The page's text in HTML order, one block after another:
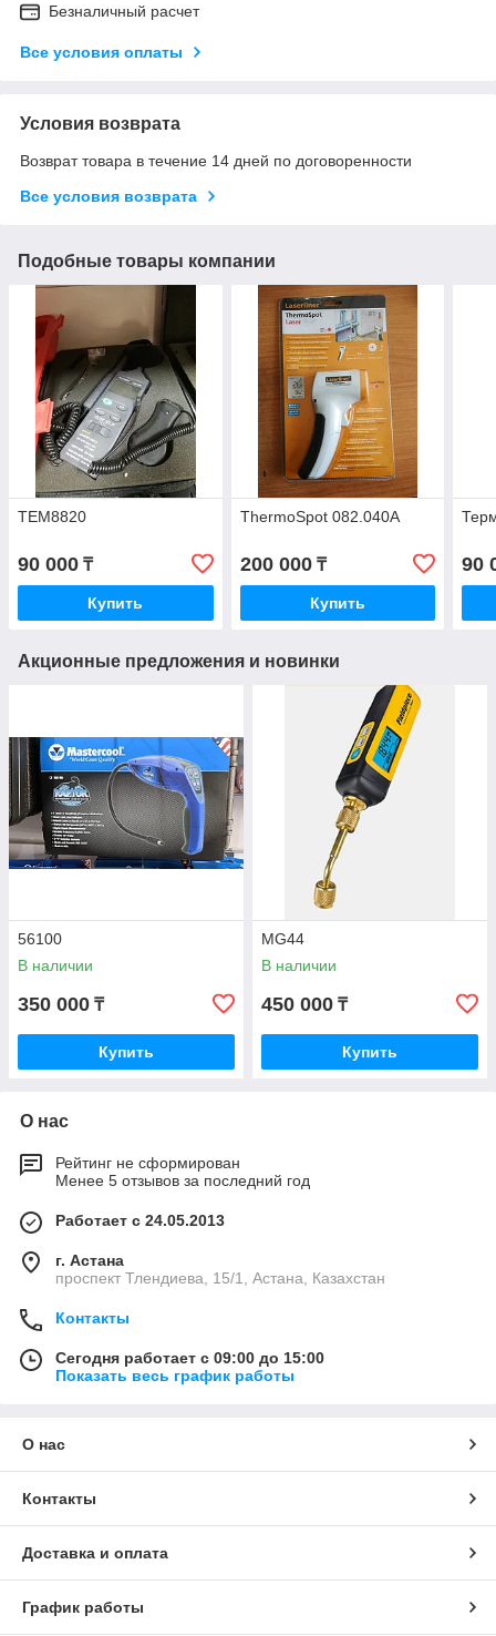
Безналичный расчет
Все условия оплаты
Условия возврата
Возврат товара в течение 14 дней по договоренности
Все условия возврата
Подобные товары компании
TEM8820
90 000 ₸
Купить
ThermoSpot 082.040A
200 000₸
Купить
90
Акционные предложения и новинки
56100
В наличии
350 000 ₸
Купить
MG44
В наличии
450 000 ₸
Купить
О нас
Рейтинг не сформирован
Менее 5 отзывов за последний год
Работает с 24.05.2013
г. Астана
проспект Тлендиева, 15/1, Астана, Казахстан
Контакты
Сегодня работает с 09:00 до 15:00
Показать весь график работы
О нас
Контакты
Доставка и оплата
График работы